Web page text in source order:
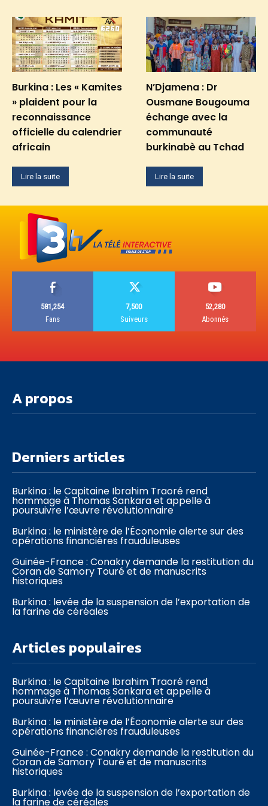
Burkina : Les « Kamites
» plaident pour la
reconnaissance
officielle du calendrier
africain
Lire la suite
N’Djamena : Dr
Ousmane Bougouma
échange avec la
communauté
burkinabè au Tchad
Lire la suite
581,254
Fans
7,500
Suiveurs
52,280
Abonnés
A propos
Derniers articles
Burkina : le Capitaine Ibrahim Traoré rend
hommage à Thomas Sankara et appelle à
poursuivre l’œuvre révolutionnaire
Burkina : le ministère de l’Économie alerte sur des
opérations financières frauduleuses
Guinée-France : Conakry demande la restitution du
Coran de Samory Touré et de manuscrits
historiques
Burkina : levée de la suspension de l’exportation de
la farine de céréales
Articles populaires
Burkina : le Capitaine Ibrahim Traoré rend
hommage à Thomas Sankara et appelle à
poursuivre l’œuvre révolutionnaire
Burkina : le ministère de l’Économie alerte sur des
opérations financières frauduleuses
Guinée-France : Conakry demande la restitution du
Coran de Samory Touré et de manuscrits
historiques
Burkina : levée de la suspension de l’exportation de
la farine de céréales